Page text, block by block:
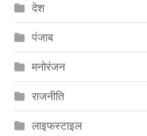
देश
पंजाब
मनोरंजन
राजनीति
लाइफस्टाइल